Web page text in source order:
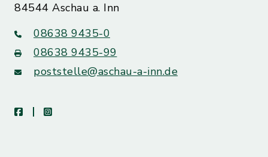
84544 Aschau a. Inn
08638 9435-0
08638 9435-99
poststelle@aschau-a-inn.de
facebookinstagram